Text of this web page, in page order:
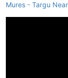
Mures - Targu